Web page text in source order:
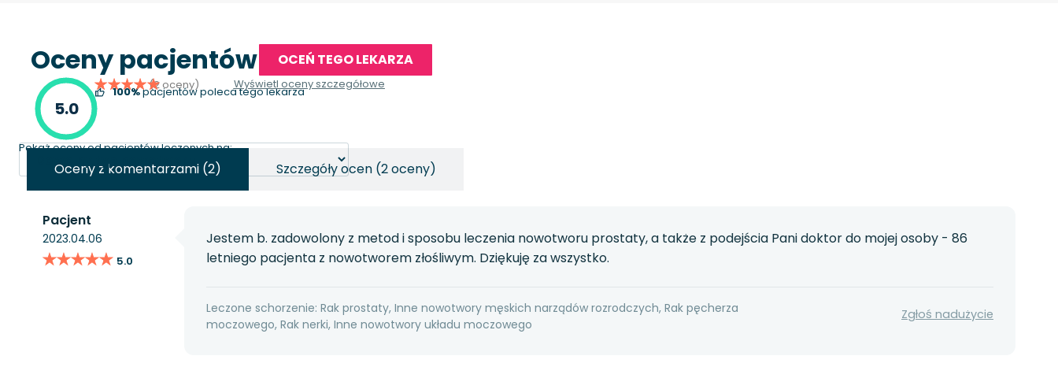
Oceny pacjentów OCEŃ TEGO LEKARZA
5.0
(2 oceny)
100%pacjentów poleca tego lekarza
Wyświetl oceny szczegółowe
Pokaż oceny od pacjentów leczonych na:
Oceny z komentarzami (2) Szczegóły ocen (2 oceny)
Pacjent
2023.04.06
★★★★★
★★★★★ 5.0
Jestem b. zadowolony z metod i sposobu leczenia nowotworu prostaty, a także z podejścia Pani doktor do mojej osoby - 86
letniego pacjenta z nowotworem złośliwym. Dziękuję za wszystko.
Leczone schorzenie: Rak prostaty, Inne nowotwory męskich narządów rozrodczych, Rak pęcherza
moczowego, Rak nerki, Inne nowotwory układu moczowego
Zgłoś nadużycie